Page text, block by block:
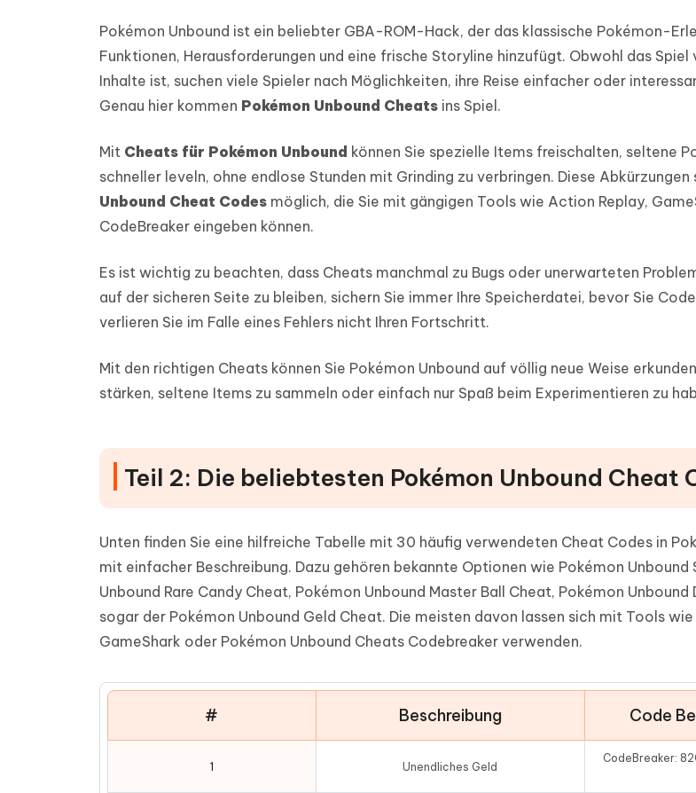
Pokémon Unbound ist ein beliebter GBA-ROM-Hack, der das klassische Pokémon-
Funktionen, Herausforderungen und eine frische Storyline hinzufügt. Obwohl das Spiel
Inhalte ist, suchen viele Spieler nach Möglichkeiten, ihre Reise einfacher oder
Genau hier kommen Pokémon Unbound Cheats ins Spiel.
Mit Cheats für Pokémon Unbound können Sie spezielle Items freischalten, seltene
schneller leveln, ohne endlose Stunden mit Grinding zu verbringen. Diese Abkürzungen
Unbound Cheat Codes möglich, die Sie mit gängigen Tools wie Action Replay,
CodeBreaker eingeben können.
Es ist wichtig zu beachten, dass Cheats manchmal zu Bugs oder unerwarteten
auf der sicheren Seite zu bleiben, sichern Sie immer Ihre Speicherdatei, bevor Sie
verlieren Sie im Falle eines Fehlers nicht Ihren Fortschritt.
Mit den richtigen Cheats können Sie Pokémon Unbound auf völlig neue Weise
stärken, seltene Items zu sammeln oder einfach nur Spaß beim Experimentieren zu
Teil 2: Die beliebtesten Pokémon Unbound Cheat
Unten finden Sie eine hilfreiche Tabelle mit 30 häufig verwendeten Cheat Codes in
mit einfacher Beschreibung. Dazu gehören bekannte Optionen wie Pokémon Unbound
Unbound Rare Candy Cheat, Pokémon Unbound Master Ball Cheat, Pokémon Unbound
sogar der Pokémon Unbound Geld Cheat. Die meisten davon lassen sich mit Tools
GameShark oder Pokémon Unbound Cheats Codebreaker verwenden.
# Beschreibung Code
1 Unendliches Geld
CodeBreaker: